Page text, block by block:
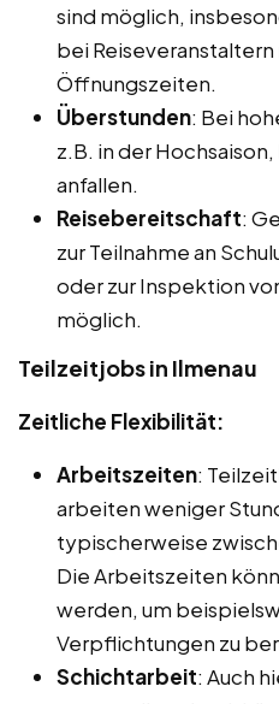
sind möglich,
bei
Öffnungszeiten.
Überstunden: Bei
z.B. in der
anfallen.
Reisebereitschaft:
zur Teilnahme an
oder zur Inspektion
möglich.
Teilzeitjobs in Ilmenau
Zeitliche Flexibilität:
Arbeitszeiten:
arbeiten weniger
typischerweise
Die Arbeitszeiten
werden, um
Verpflichtungen zu
Schichtarbeit: Auch